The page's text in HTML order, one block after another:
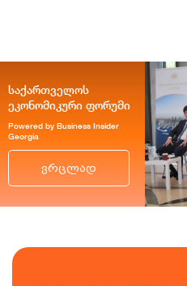
საქართველოს
ეკონომიკური ფორუმი
Powered by Business Insider
Georgia
ვრცლად